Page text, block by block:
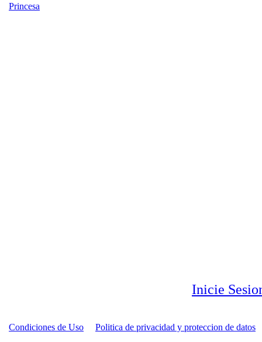
Princesa
Inicie
Condiciones de Uso Politica de privacidad y proteccion de datos